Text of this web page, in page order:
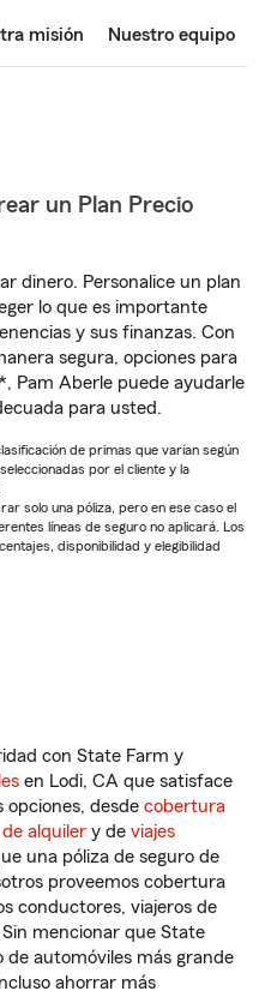
misión Nuestro equipo
un Plan Precio
dinero. Personalice un plan
lo que es importante
y sus finanzas. Con
segura, opciones para
Pam Aberle puede ayudarle
para usted.
de primas que varían según
por el cliente y la
solo una póliza, pero en ese caso el
líneas de seguro no aplicará. Los
disponibilidad y elegibilidad
con State Farm y
en Lodi, CA que satisface
opciones, desde cobertura
alquiler y de viajes
una póliza de seguro de
proveemos cobertura
conductores, viajeros de
mencionar que State
de automóviles más grande
ahorrar más